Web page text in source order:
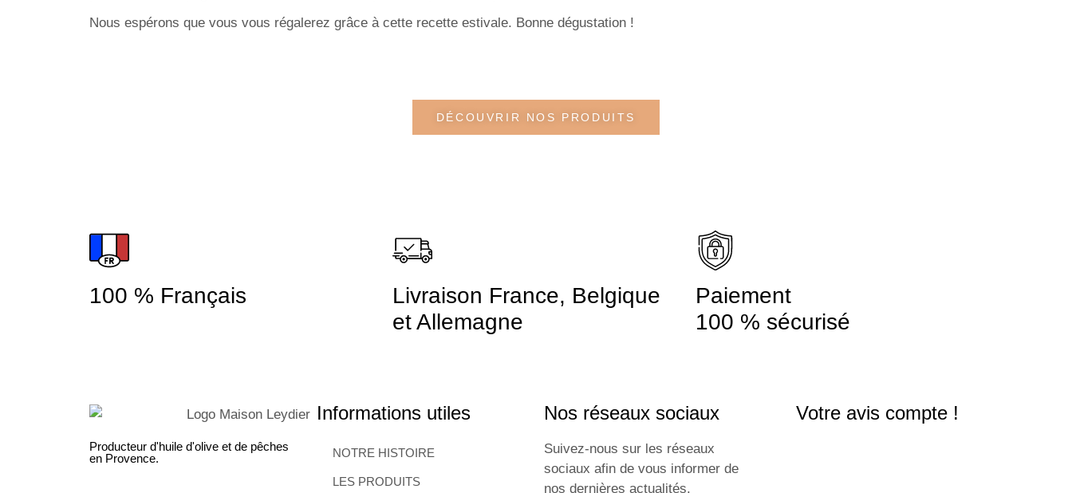
Nous espérons que vous vous régalerez grâce à cette recette estivale. Bonne dégustation !
DÉCOUVRIR NOS PRODUITS
100 % Français
Livraison France, Belgique
et Allemagne
Paiement
100 % sécurisé
Producteur d'huile d'olive et de pêches
en Provence.
Informations utiles
NOTRE HISTOIRE
LES PRODUITS
Nos réseaux sociaux
Suivez-nous sur les réseaux
sociaux afin de vous informer de
nos dernières actualités.
Votre avis compte !